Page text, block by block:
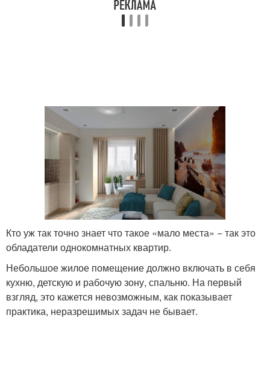
Кто уж так точно знает что такое «мало места» − так это
обладатели однокомнатных квартир.
Небольшое жилое помещение должно включать в себя
кухню, детскую и рабочую зону, спальню. На первый
взгляд, это кажется невозможным, как показывает
практика, неразрешимых задач не бывает.